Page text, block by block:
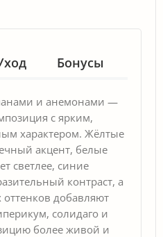
Бонусы
и анемонами —
с ярким,
характером. Жёлтые
акцент, белые
светлее, синие
контраст, а
добавляют
солидаго и
более живой и